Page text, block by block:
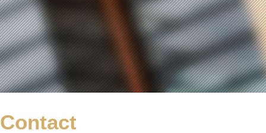
Contact